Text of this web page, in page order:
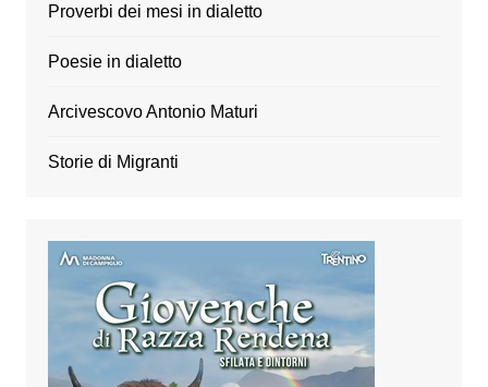
Proverbi dei mesi in dialetto
Poesie in dialetto
Arcivescovo Antonio Maturi
Storie di Migranti